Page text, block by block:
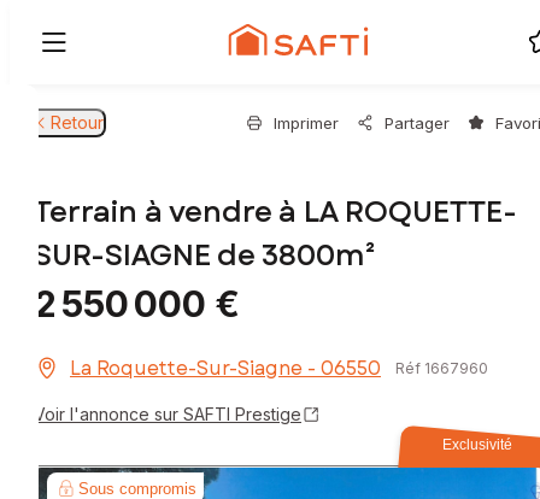
Retour Imprimer Partager
Terrain à vendre à LA ROQUETTE-
SUR-SIAGNE de 3800m²
2 550 000 €
La Roquette-Sur-Siagne - 06550 Réf 1667960
Voir l'annonce sur SAFTI Prestige
Exclusivité
Sous compromis